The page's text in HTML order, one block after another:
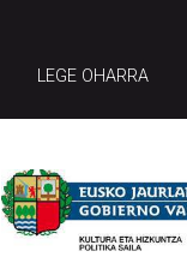
LEGE OHARRA